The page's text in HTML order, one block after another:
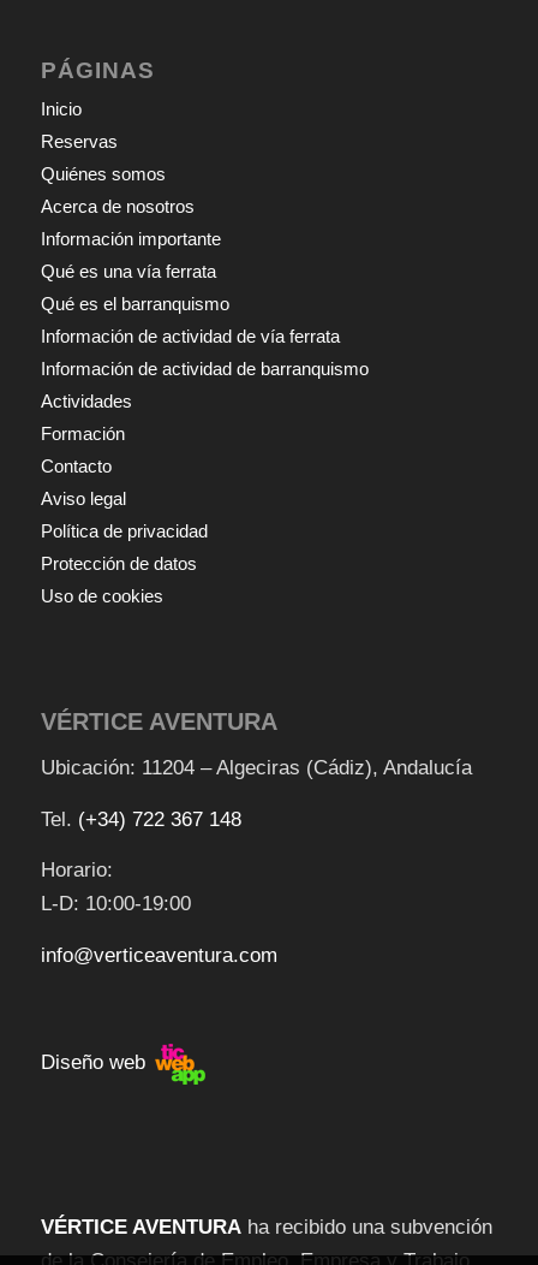
PÁGINAS
Inicio
Reservas
Quiénes somos
Acerca de nosotros
Información importante
Qué es una vía ferrata
Qué es el barranquismo
Información de actividad de vía ferrata
Información de actividad de barranquismo
Actividades
Formación
Contacto
Aviso legal
Política de privacidad
Protección de datos
Uso de cookies
VÉRTICE AVENTURA
Ubicación: 11204 – Algeciras (Cádiz), Andalucía
Tel. (+34) 722 367 148
Horario:
L-D: 10:00-19:00
info@verticeaventura.com
Diseño web
VÉRTICE AVENTURAha recibido una subvención
de la Consejería de Empleo, Empresa y Trabajo